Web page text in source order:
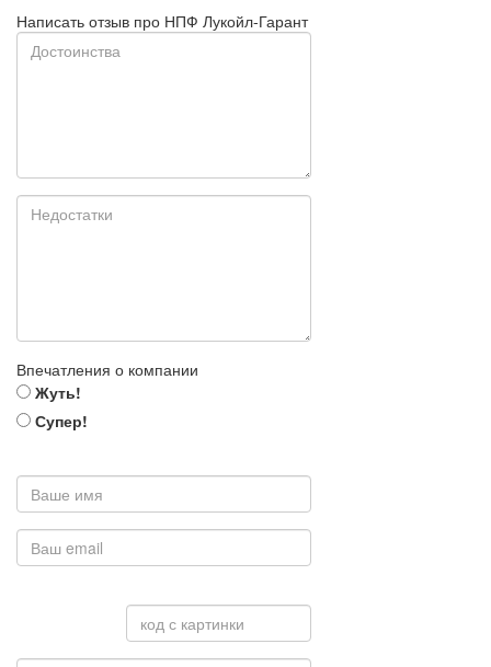
Написать отзыв про НПФ Лукойл-Гарант
Впечатления о компании
Жуть!
Супер!